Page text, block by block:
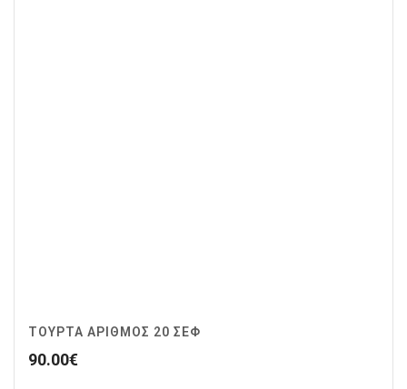
ΤΟΥΡΤΑ ΑΡΙΘΜΟΣ 20 ΣΕΦ
90.00€